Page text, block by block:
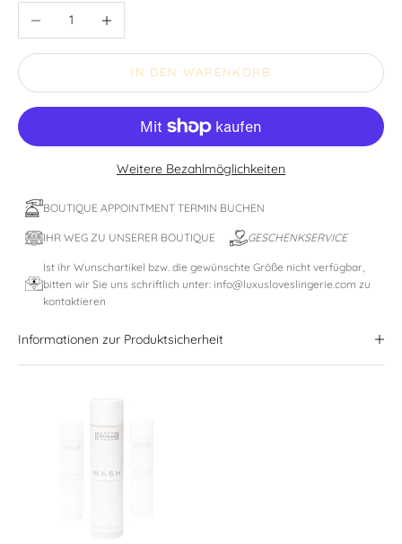
Anzahl verringern
IN DEN WARENKORB
Weitere Bezahlmöglichkeiten
BOUTIQUE APPOINTMENT TERMIN BUCHEN
IHR WEG ZU UNSERER BOUTIQUE GESCHENKSERVICE
Ist ihr Wunschartikel bzw. die gewünschte Größe nicht verfügbar,
bitten wir Sie uns schriftlich unter: info@luxusloveslingerie.com zu
kontaktieren
Informationen zur Produktsicherheit